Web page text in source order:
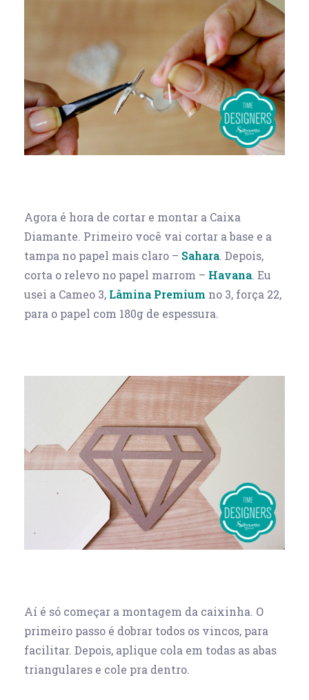
Agora é hora de cortar e montar a Caixa
Diamante. Primeiro você vai cortar a base e a
tampa no papel mais claro – Sahara. Depois,
corta o relevo no papel marrom – Havana. Eu
usei a Cameo 3, Lâmina Premium no 3, força 22,
para o papel com 180g de espessura.
Aí é só começar a montagem da caixinha. O
primeiro passo é dobrar todos os vincos, para
facilitar. Depois, aplique cola em todas as abas
triangulares e cole pra dentro.